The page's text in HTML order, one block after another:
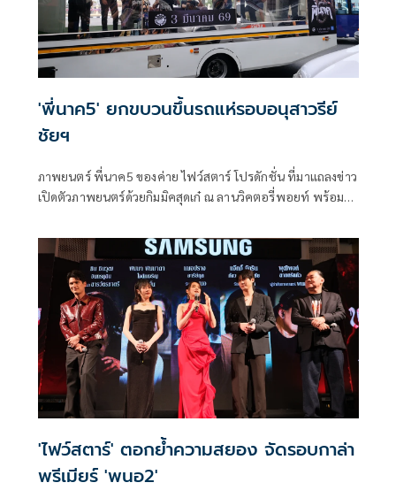
'พี่นาค5' ยกขบวนขึ้นรถแห่รอบอนุสาวรีย์
ชัยฯ
ภาพยนตร์ พี่นาค5 ของค่าย ไฟว์สตาร์ โปรดักชั่น ที่มาแถลงข่าว
เปิดตัวภาพยนตร์ด้วยกิมมิคสุดเก๋ ณ ลานวิคตอรี่พอยท์ พร้อม
รอบอนุสาวรีย์ชัยสมรภูมิ และเปิดประเดิมด้วยโชว์จากศิลปิน
SPRITE(สไปร์ท) ในเพลง ผีพี่นาค ซึ่งเป็นหนึ่งในเพลงประกอบ
ภาพยนตร์ พี่นาค5
'ไฟว์สตาร์' ตอกย้ำความสยอง จัดรอบกาล่า
พรีเมียร์ 'พนอ2'